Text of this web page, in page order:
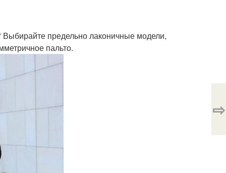
предельно лаконичные модели,
пальто.
⇨